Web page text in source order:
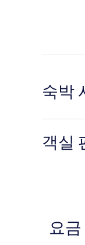
숙박
객실
요